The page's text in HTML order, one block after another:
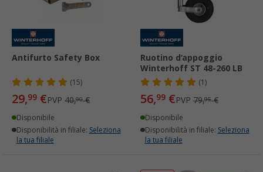
Antifurto Safety Box
(15)
29,99 €PVP 40,90€
Disponibile
Disponibilità in filiale: Seleziona
la tua filiale
Ruotino d‘appoggio
Winterhoff ST 48-260 LB
(1)
56,99 €PVP 79,95€
Disponibile
Disponibilità in filiale: Seleziona
la tua filiale